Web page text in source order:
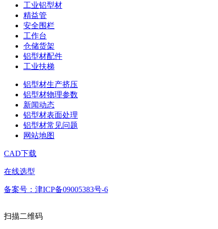
工业铝型材
精益管
安全围栏
工作台
仓储货架
铝型材配件
工业扶梯
铝型材生产挤压
铝型材物理参数
新闻动态
铝型材表面处理
铝型材常见问题
网站地图
CAD下载
在线选型
备案号：津ICP备09005383号-6
扫描二维码